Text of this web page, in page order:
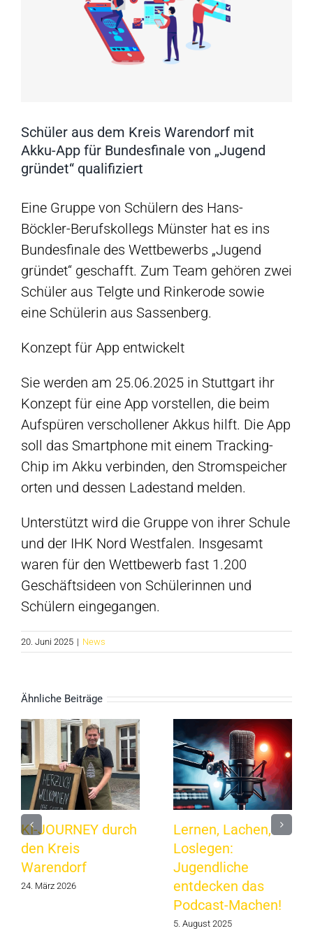
Schüler aus dem Kreis Warendorf mit
Akku-App für Bundesfinale von „Jugend
gründet“ qualifiziert
Eine Gruppe von Schülern des Hans-
Böckler-Berufskollegs Münster hat es ins
Bundesfinale des Wettbewerbs „Jugend
gründet“ geschafft. Zum Team gehören zwei
Schüler aus Telgte und Rinkerode sowie
eine Schülerin aus Sassenberg.
Konzept für App entwickelt
Sie werden am 25.06.2025 in Stuttgart ihr
Konzept für eine App vorstellen, die beim
Aufspüren verschollener Akkus hilft. Die App
soll das Smartphone mit einem Tracking-
Chip im Akku verbinden, den Stromspeicher
orten und dessen Ladestand melden.
Unterstützt wird die Gruppe von ihrer Schule
und der IHK Nord Westfalen. Insgesamt
waren für den Wettbewerb fast 1.200
Geschäftsideen von Schülerinnen und
Schülern eingegangen.
20. Juni 2025 | News
Ähnliche Beiträge
KI-JOURNEY durch
den Kreis
Warendorf
24. März 2026
Lernen, Lachen,
Loslegen:
Jugendliche
entdecken das
Podcast-Machen!
5. August 2025